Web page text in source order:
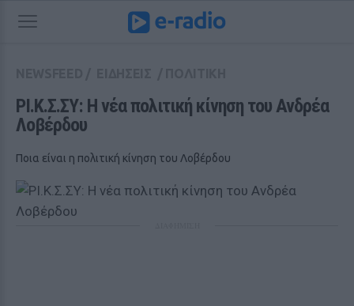
ΡΙ.Κ.Σ.ΣΥ: Η νέα πολιτική κίνηση του Ανδρέα
Λοβέρδου
Ποια είναι η πολιτική κίνηση του Λοβέρδου